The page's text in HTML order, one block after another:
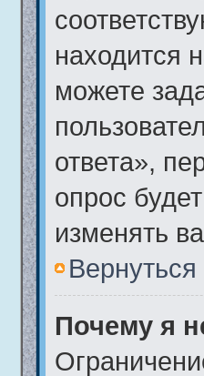
находится
можете
ответа»,
опрос
изменять
Почему я